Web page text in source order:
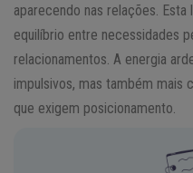
aparecendo nas relações.
equilíbrio entre necessidades
relacionamentos. A energia
impulsivos, mas também mais
que exigem posicionamento.